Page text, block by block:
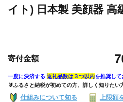
イト) 日本製 美顔器 高
寄付金額
一度に決済する 返礼品数は３つ以内を推奨して
🔰ふるさと納税が初めての方、詳しく知りたい
仕組みについて知る 上限額